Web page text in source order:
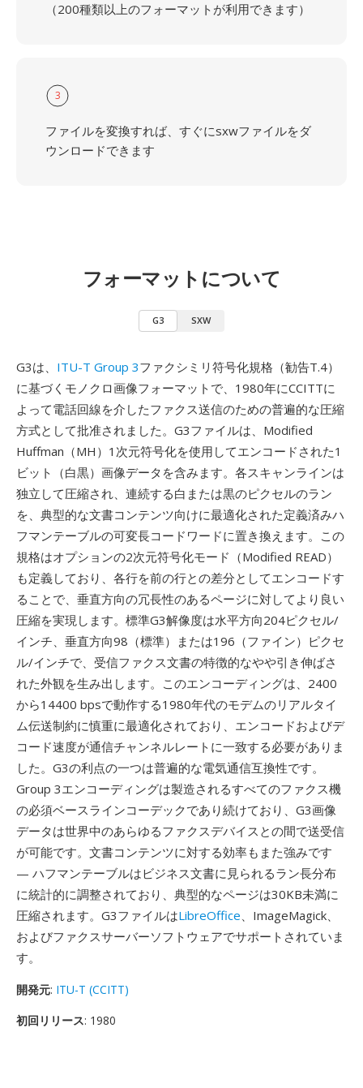
（200種類以上のフォーマットが利用できます）
3
ファイルを変換すれば、すぐにsxwファイルをダ
ウンロードできます
フォーマットについて
G3 SXW
G3は、 ITU-T Group 3ファクシミリ符号化規格（勧告T.4）
に基づくモノクロ画像フォーマットで、1980年にCCITTに
よって電話回線を介したファクス送信のための普遍的な圧縮
方式として批准されました。G3ファイルは、Modified
Huffman（MH）1次元符号化を使用してエンコードされた1
ビット（白黒）画像データを含みます。各スキャンラインは
独立して圧縮され、連続する白または黒のピクセルのラン
を、典型的な文書コンテンツ向けに最適化された定義済みハ
フマンテーブルの可変長コードワードに置き換えます。この
規格はオプションの2次元符号化モード（Modified READ）
も定義しており、各行を前の行との差分としてエンコードす
ることで、垂直方向の冗長性のあるページに対してより良い
圧縮を実現します。標準G3解像度は水平方向204ピクセル/
インチ、垂直方向98（標準）または196（ファイン）ピクセ
ル/インチで、受信ファクス文書の特徴的なやや引き伸ばさ
れた外観を生み出します。このエンコーディングは、2400
から14400 bpsで動作する1980年代のモデムのリアルタイ
ム伝送制約に慎重に最適化されており、エンコードおよびデ
コード速度が通信チャンネルレートに一致する必要がありま
した。G3の利点の一つは普遍的な電気通信互換性です。
Group 3エンコーディングは製造されるすべてのファクス機
の必須ベースラインコーデックであり続けており、G3画像
データは世界中のあらゆるファクスデバイスとの間で送受信
が可能です。文書コンテンツに対する効率もまた強みです
— ハフマンテーブルはビジネス文書に見られるラン長分布
に統計的に調整されており、典型的なページは30KB未満に
圧縮されます。G3ファイルはLibreOffice、ImageMagick、
およびファクスサーバーソフトウェアでサポートされていま
す。
開発元: ITU-T (CCITT)
初回リリース: 1980